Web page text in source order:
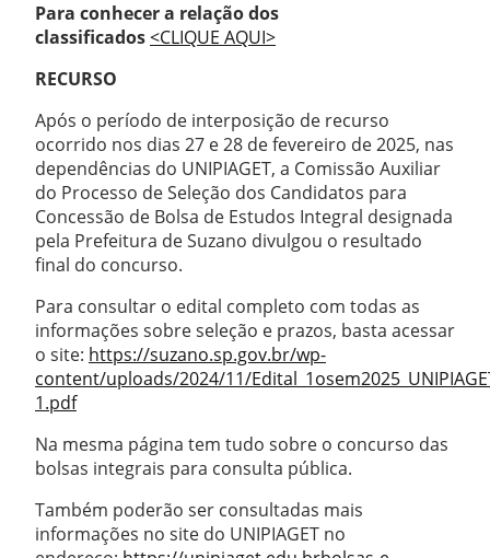
Para conhecer a relação dos
classificados<CLIQUE AQUI>
RECURSO
Após o período de interposição de recurso
ocorrido nos dias 27 e 28 de fevereiro de 2025, nas
dependências do UNIPIAGET, a Comissão Auxiliar
do Processo de Seleção dos Candidatos para
Concessão de Bolsa de Estudos Integral designada
pela Prefeitura de Suzano divulgou o resultado
final do concurso.
Para consultar o edital completo com todas as
informações sobre seleção e prazos, basta acessar
o site: https://suzano.sp.gov.br/wp-
content/uploads/2024/11/
1.pdf
Na mesma página tem tudo sobre o concurso das
bolsas integrais para consulta pública.
Também poderão ser consultadas mais
informações no site do UNIPIAGET no